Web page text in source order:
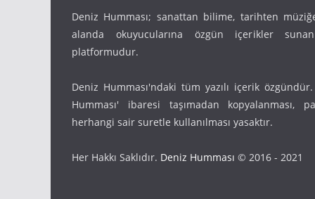
Deniz Humması; sanattan bilime, tarihten
alanda okuyucularına özgün içerikler
platformudur.
Deniz Humması'ndaki tüm yazılı içerik
Humması' ibaresi taşımadan kopyalanması,
herhangi sair suretle kullanılması yasaktır.
Her Hakkı Saklıdır. Deniz Humması © 2016 - 2021